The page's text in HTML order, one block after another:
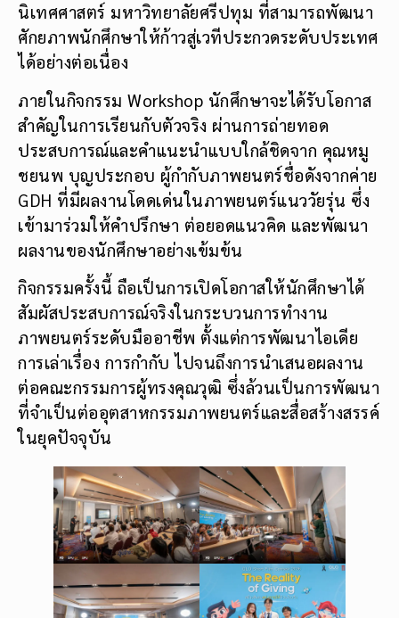
นิเทศศาสตร์ มหาวิทยาลัยศรีปทุม ที่สามารถพัฒนา
ศักยภาพนักศึกษาให้ก้าวสู่เวทีประกวดระดับประเทศ
ได้อย่างต่อเนื่อง
ภายในกิจกรรม Workshop นักศึกษาจะได้รับโอกาส
สำคัญในการเรียนกับตัวจริง ผ่านการถ่ายทอด
ประสบการณ์และคำแนะนำแบบใกล้ชิดจาก คุณหมู
ชยนพ บุญประกอบ ผู้กำกับภาพยนตร์ชื่อดังจากค่าย
GDH ที่มีผลงานโดดเด่นในภาพยนตร์แนววัยรุ่น ซึ่ง
เข้ามาร่วมให้คำปรึกษา ต่อยอดแนวคิด และพัฒนา
ผลงานของนักศึกษาอย่างเข้มข้น
กิจกรรมครั้งนี้ ถือเป็นการเปิดโอกาสให้นักศึกษาได้
สัมผัสประสบการณ์จริงในกระบวนการทำงาน
ภาพยนตร์ระดับมืออาชีพ ตั้งแต่การพัฒนาไอเดีย
การเล่าเรื่อง การกำกับ ไปจนถึงการนำเสนอผลงาน
ต่อคณะกรรมการผู้ทรงคุณวุฒิ ซึ่งล้วนเป็นการพัฒนา
ที่จำเป็นต่ออุตสาหกรรมภาพยนตร์และสื่อสร้างสรรค์
ในยุคปัจจุบัน